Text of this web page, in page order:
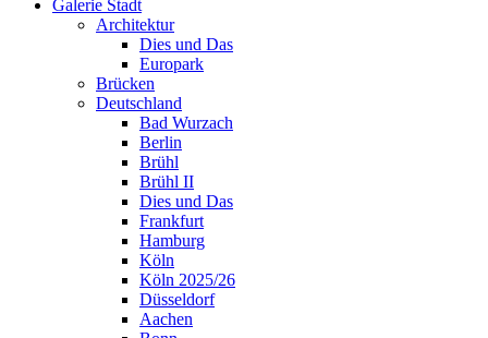
Galerie Stadt
Architektur
Dies und Das
Europark
Brücken
Deutschland
Bad Wurzach
Berlin
Brühl
Brühl II
Dies und Das
Frankfurt
Hamburg
Köln
Köln 2025/26
Düsseldorf
Aachen